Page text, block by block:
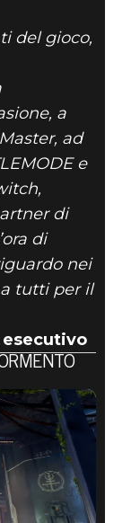
del gioco,
a
ad
e
di
di
nei
tutti per il